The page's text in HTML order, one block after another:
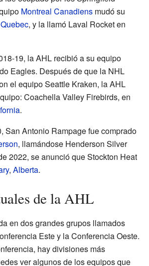
Montreal Canadiens mudó su
Quebec, y la llamó Laval Rocket en
19, la AHL recibió a su equipo
Eagles. Después de que la NHL
el equipo Seattle Kraken, la AHL
Coachella Valley Firebirds, en
.
San Antonio Rampage fue comprado
, llamándose Henderson Silver
2022, se anunció que Stockton Heat
, Alberta.
de la AHL
en dos grandes grupos llamados
Este y la Conferencia Oeste.
hay divisiones más
ver algunos de los equipos que